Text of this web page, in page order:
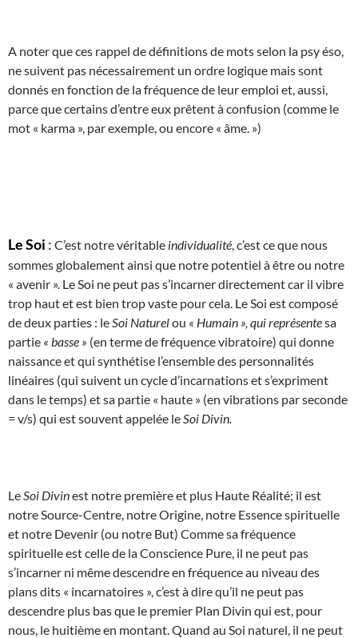
A noter que ces rappel de définitions de mots selon la psy éso,
ne suivent pas nécessairement un ordre logique mais sont
donnés en fonction de la fréquence de leur emploi et, aussi,
parce que certains d’entre eux prêtent à confusion (comme le
mot « karma », par exemple, ou encore « âme. »)
Le Soi : C’est notre véritable individualité , c’est ce que nous
sommes globalement ainsi que notre potentiel à être ou notre
« avenir ». Le Soi ne peut pas s’incarner directement car il vibre
trop haut et est bien trop vaste pour cela. Le Soi est composé
de deux parties : le Soi Naturelou « Humain », qui représentesa
partie « basse » (en terme de fréquence vibratoire) qui donne
naissance et qui synthétise l’ensemble des personnalités
linéaires (qui suivent un cycle d’incarnations et s’expriment
dans le temps) et sa partie « haute » (en vibrations par seconde
= v/s) qui est souvent appelée le Soi Divin.
Le Soi Divinest notre première et plus Haute Réalité; il est
notre Source-Centre, notre Origine, notre Essence spirituelle
et notre Devenir (ou notre But) Comme sa fréquence
spirituelle est celle de la Conscience Pure, il ne peut pas
s’incarner ni même descendre en fréquence au niveau des
plans dits « incarnatoires », c’est à dire qu’il ne peut pas
descendre plus bas que le premier Plan Divin qui est, pour
nous, le huitième en montant. Quand au Soi naturel, il ne peut